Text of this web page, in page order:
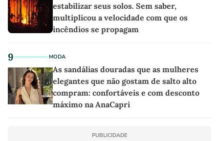
estabilizar seus solos. Sem saber,
multiplicou a velocidade com que os
incêndios se propagam
9 MODA
As sandálias douradas que as mulheres
elegantes que não gostam de salto alto
compram: confortáveis e com desconto
máximo na AnaCapri
PUBLICIDADE